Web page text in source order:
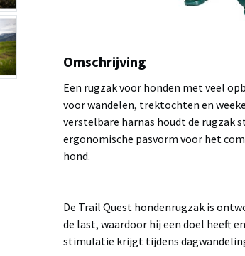
Omschrijving
Een rugzak voor honden met veel
voor wandelen, trektochten en
verstelbare harnas houdt de rugzak
ergonomische pasvorm voor het
hond.
De Trail Quest hondenrugzak is
de last, waardoor hij een doel heeft
stimulatie krijgt tijdens